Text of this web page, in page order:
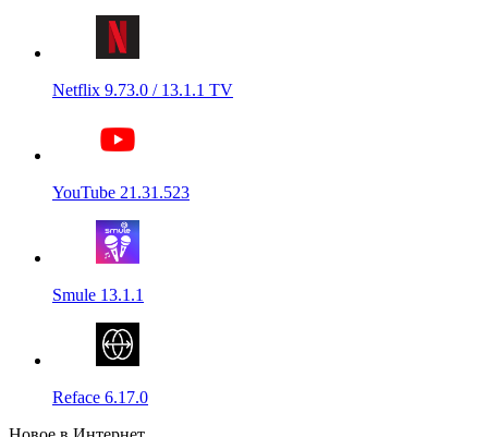
Netflix 9.73.0 / 13.1.1 TV
YouTube 21.31.523
Smule 13.1.1
Reface 6.17.0